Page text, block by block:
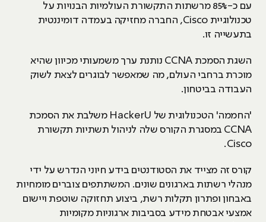
עם כ-85% מרשתות התקשורת העולמיות הבנויות על
טכנולוגייתCisco, החברה מחזיקה בעמדה דומיננטית
בתעשייה זו.
השגת הסמכתCCNA נותנת ערך משמעותי מכיוון שהיא
מוכרת ברחבי העולם, מה שמאפשר לבוגרים לצאת לשוק
העבודה בביטחון.
'החממה' הטכנולוגית של HackerU משלבת את הסמכת
CCNA במסגרת הקורס שלה לניהול תשתיות תקשורת
Cisco.
קורס זה מצייד את הסטודנטים בידע חיוני הנדרש על ידי
מנהלי רשתות בארגונים שונים. המשתתפים צוברים מומחיות
באבחון ופתרון תקלות רשת, ביצוע תחזוקה שוטפת ויישום
אמצעי אבטחת מידע בסביבות ארגוניות מקומיות